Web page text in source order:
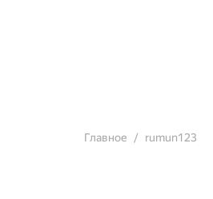
Главное rumun123